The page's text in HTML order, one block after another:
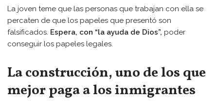
La joven teme que las personas que trabajan con ella se
percaten de que los papeles que presentó son
falsificados. Espera, con “la ayuda de Dios”, poder
conseguir los papeles legales.
La construcción, uno de los que
mejor paga a los inmigrantes